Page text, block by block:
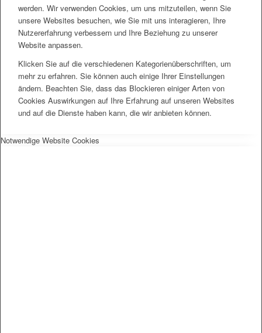
werden. Wir verwenden Cookies, um uns mitzuteilen, wenn Sie
unsere Websites besuchen, wie Sie mit uns interagieren, Ihre
Nutzererfahrung verbessern und Ihre Beziehung zu unserer
Website anpassen.
Klicken Sie auf die verschiedenen Kategorienüberschriften, um
mehr zu erfahren. Sie können auch einige Ihrer Einstellungen
ändern. Beachten Sie, dass das Blockieren einiger Arten von
Cookies Auswirkungen auf Ihre Erfahrung auf unseren Websites
und auf die Dienste haben kann, die wir anbieten können.
Notwendige Website Cookies